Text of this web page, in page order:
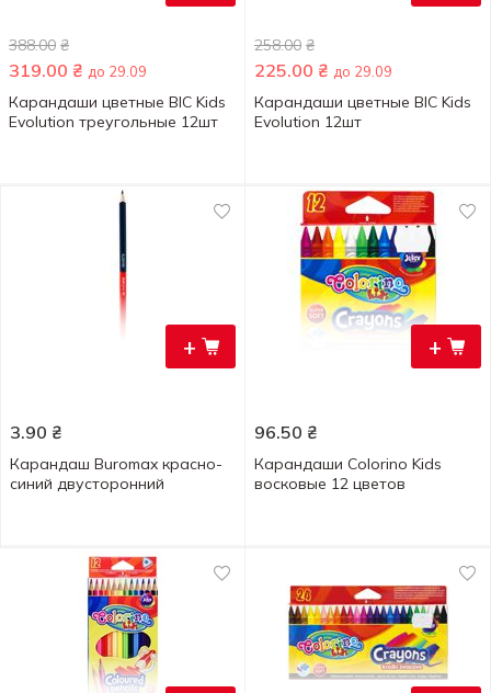
388.00 ₴
319.00 ₴ до 29.09
Карандаши цветные BIC Kids
Evolution треугольные 12шт
258.00 ₴
225.00 ₴ до 29.09
Карандаши цветные BIC Kids
Evolution 12шт
+
3.90 ₴
Карандаш Buromax красно-
синий двусторонний
+
96.50 ₴
Карандаши Colorino Kids
восковые 12 цветов